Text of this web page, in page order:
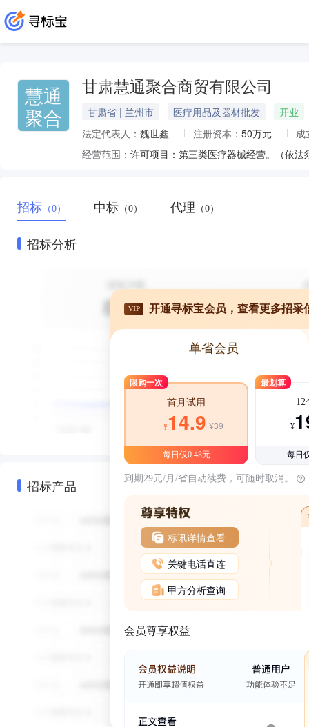
慧通
聚合
甘肃慧通聚合商贸有限公司
甘肃省 | 兰州市 医疗用品及器材批发
开业
法定代表人： 魏世鑫 注册资本： 50万元
成
经营范围：
招标 （0） 中标 （0） 代理 （0）
招标分析
招标产品
VIP 开通寻标宝会员，查看更多招采
单省会员
限购一次
首月试用
¥14.9 ¥39
每日仅0.48元
最划算
12
¥
每日
到期29元/月/省自动续费，可随时取消。
标讯详情查看
关键电话直连
甲方分析查询
会员尊享权益